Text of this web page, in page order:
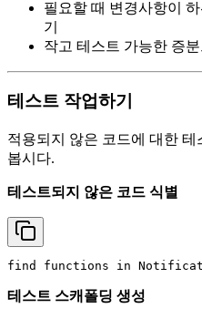
필요할 때 변경사항이
기
작고 테스트 가능한 증
테스트 작업하기
적용되지 않은 코드에 대한
봅시다.
테스트되지 않은 코드 식별
테스트 스캐폴딩 생성